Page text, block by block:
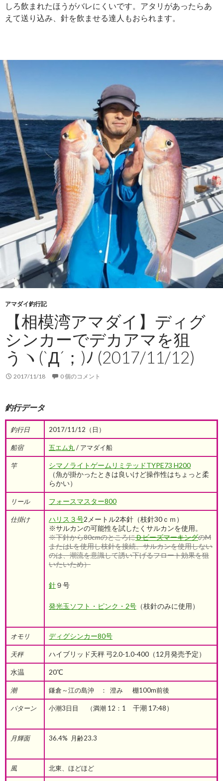
しろ飲まれたほうがバレにくいです。アタリがあったらあ
えて送り込み、針を飲ませる達人もおられます。
アマダイ釣行記
【相模湾アマダイ】ディグ
シンカーでデカアマを狙
うヽ(`Д´；)ﾉ (2017/11/12)
2017/11/18 0 個のコメント
釣行データ
釣行日 2017/11/12（日）
船宿 五エム丸/ アマダイ船
竿
シマノライトゲームリミテッドTYPE73 H200
（魚が掛かったときは良いけど操作性はちょっと柔
らかい）
リール フォースマスター800
仕掛け ハリス３号2メートル2本針（枝針30ｃｍ）
※サルカンの可能性を試したくサルカンを使用。
※下針から80cmのところにＤビーズマーキングのM
またはLを使用し枝針を接続。サルカンを使用しない
のは、潮流を意識して誘い下げるフロート効果を狙
いたいため）
針９号
発光玉ソフト・ピンク・2号 （枝針のみに使用）
オモリ ディグシンカー80号
天秤 ハイブリッド天秤 弓2.0-1.0-400（12月発売予定）
水温 20℃
潮 鎌倉～江の島沖 ： 澄み 棚100m前後
パターン 小潮3日目 （満潮 12：1 干潮 17:48）
月輝面 36.4% 月齢23.3
風 北東、ほどほど